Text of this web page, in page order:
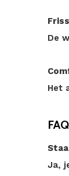
De
Het
Ja,